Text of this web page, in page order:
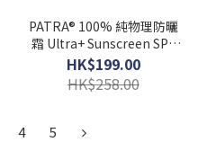
PATRA® 100% 純物理防曬
霜 Ultra+ Sunscreen SPF
50+ PA++++ (50ml)
HK$199.00
HK$258.00
4 5